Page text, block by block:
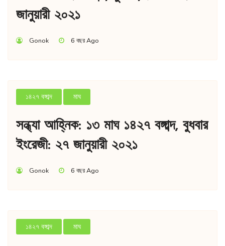
জানুয়ারী ২০২১
Gonok 6 বছর Ago
১৪২৭ বঙ্গাব্দ মাঘ
সন্ধ্যা আহ্নিক: ১৩ মাঘ ১৪২৭ বঙ্গাব্দ, বুধবার
ইংরেজী: ২৭ জানুয়ারী ২০২১
Gonok 6 বছর Ago
১৪২৭ বঙ্গাব্দ মাঘ